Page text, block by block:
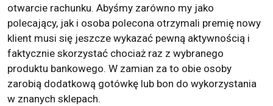
otwarcie rachunku. Abyśmy zarówno my jako
polecający, jak i osoba polecona otrzymali premię nowy
klient musi się jeszcze wykazać pewną aktywnością i
faktycznie skorzystać chociaż raz z wybranego
produktu bankowego. W zamian za to obie osoby
zarobią dodatkową gotówkę lub bon do wykorzystania
w znanych sklepach.